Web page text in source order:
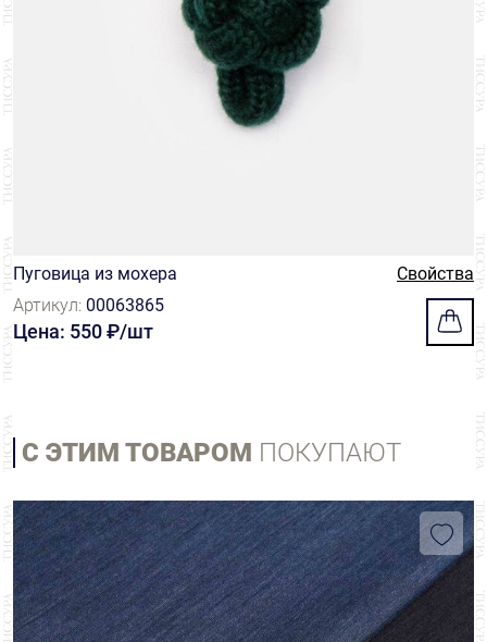
Пуговица из мохера
Свойства
Артикул: 00063865
Цена: 550 ₽/шт
С ЭТИМ ТОВАРОМ ПОКУПАЮТ